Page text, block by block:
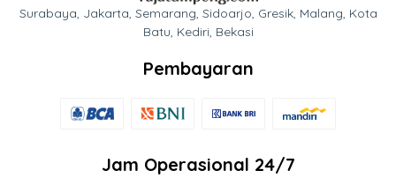
Surabaya, Jakarta, Semarang, Sidoarjo, Gresik, Malang, Kota
Batu, Kediri, Bekasi
Pembayaran
Jam Operasional 24/7